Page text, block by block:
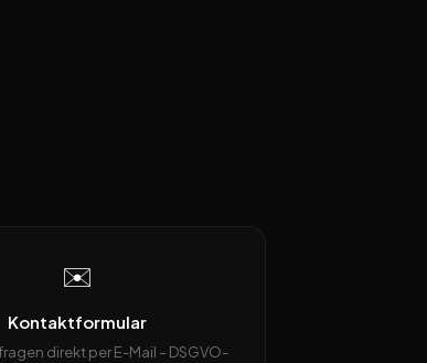
✉️
Kontaktformular
direkt per E-Mail – DSGVO-